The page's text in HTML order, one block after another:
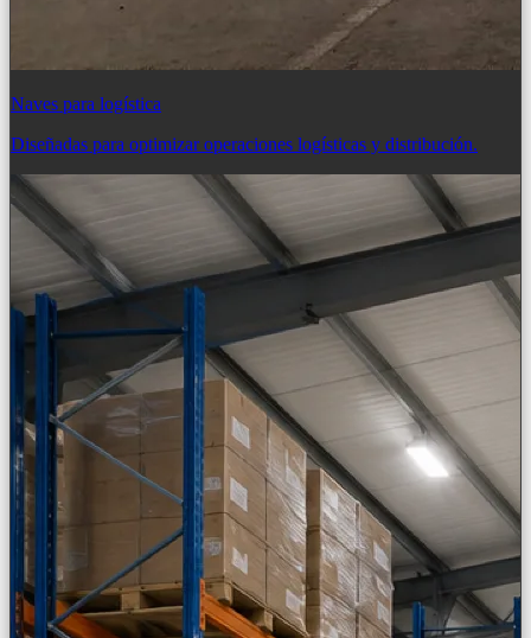
Naves para logística
Diseñadas para optimizar operaciones logísticas y distribución.